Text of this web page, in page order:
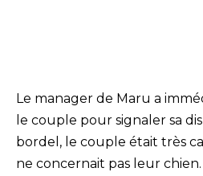
Le manager de Maru a
le couple pour signaler sa
bordel, le couple était très
ne concernait pas leur chien.